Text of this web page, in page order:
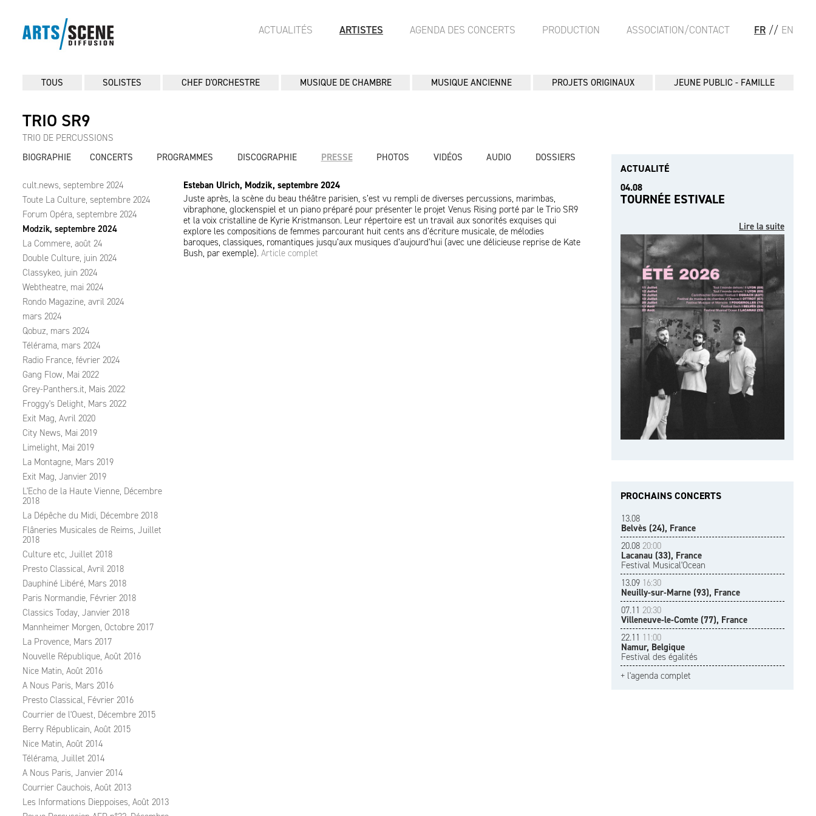
FR // EN
ACTUALITÉS ARTISTES AGENDA DES CONCERTS PRODUCTION ASSOCIATION/CONTACT
TOUS SOLISTES CHEF D'ORCHESTRE MUSIQUE DE CHAMBRE MUSIQUE ANCIENNE PROJETS ORIGINAUX JEUNE PUBLIC - FAMILLE
TRIO SR9
TRIO DE PERCUSSIONS
BIOGRAPHIE
CONCERTS PROGRAMMES DISCOGRAPHIE PRESSE PHOTOS VIDÉOS AUDIO DOSSIERS
cult.news, septembre 2024
Toute La Culture, septembre 2024
Forum Opéra, septembre 2024
Modzik, septembre 2024
La Commere, août 24
Double Culture, juin 2024
Classykeo, juin 2024
Webtheatre, mai 2024
Rondo Magazine, avril 2024
mars 2024
Qobuz, mars 2024
Télérama, mars 2024
Radio France, février 2024
Gang Flow, Mai 2022
Grey-Panthers.it, Mais 2022
Froggy's Delight, Mars 2022
Exit Mag, Avril 2020
City News, Mai 2019
Limelight, Mai 2019
La Montagne, Mars 2019
Exit Mag, Janvier 2019
L'Echo de la Haute Vienne, Décembre
2018
La Dépêche du Midi, Décembre 2018
Flâneries Musicales de Reims, Juillet
2018
Culture etc, Juillet 2018
Presto Classical, Avril 2018
Dauphiné Libéré, Mars 2018
Paris Normandie, Février 2018
Classics Today, Janvier 2018
Mannheimer Morgen, Octobre 2017
La Provence, Mars 2017
Nouvelle République, Août 2016
Nice Matin, Août 2016
A Nous Paris, Mars 2016
Presto Classical, Février 2016
Courrier de l'Ouest, Décembre 2015
Berry Républicain, Août 2015
Nice Matin, Août 2014
Télérama, Juillet 2014
A Nous Paris, Janvier 2014
Courrier Cauchois, Août 2013
Les Informations Dieppoises, Août 2013
Esteban Ulrich, Modzik, septembre 2024
Juste après, la scène du beau théâtre parisien, s’est vu rempli de diverses percussions, marimbas,
vibraphone, glockenspiel et un piano préparé pour présenter le projet Venus Rising porté par le Trio SR9
et la voix cristalline de Kyrie Kristmanson. Leur répertoire est un travail aux sonorités exquises qui
explore les compositions de femmes parcourant huit cents ans d’écriture musicale, de mélodies
baroques, classiques, romantiques jusqu’aux musiques d’aujourd’hui (avec une délicieuse reprise de Kate
Bush, par exemple). Article complet
ACTUALITÉ
04.08
TOURNÉE ESTIVALE
Lire la suite
PROCHAINS CONCERTS
13.08
Belvès (24), France
20.08 20:00
Lacanau (33), France
Festival Musical'Ocean
13.09 16:30
Neuilly-sur-Marne (93), France
07.11 20:30
Villeneuve-le-Comte (77), France
22.11 11:00
Namur, Belgique
Festival des égalités
+ l'agenda complet